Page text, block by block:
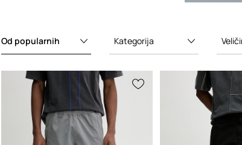
rezultirajući kolekcijama koje odražavaju
njegov napredan i konceptualno vođen
stil.
Privlačnost A-COLD-WALL* leži u
njegovoj sposobnosti da ponudi modu
koja rezonira s osobama koje cijene
inovaciju, konceptualni dizajn i
progresivan pristup odjeći. Brendova
predanost izazivanju tradicionalnih
modnih normi i istraživanju urbanističke
estetike učinila ga je istaknutim imenom u
modnoj industriji.
Od popularnih Kategorija